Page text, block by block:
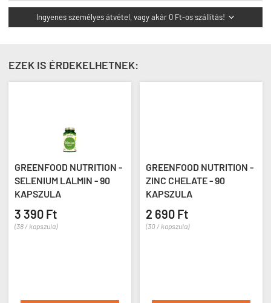
Ingyenes személyes átvétel, vagy akár 0 Ft-os szállítás! 
EZEK IS ÉRDEKELHETNEK:
GREENFOOD NUTRITION -
SELENIUM LALMIN - 90
KAPSZULA
3 390 Ft
(38 / kapszula)
GREENFOOD NUTRITION -
ZINC CHELATE - 90
KAPSZULA
2 690 Ft
(30 / kapszula)